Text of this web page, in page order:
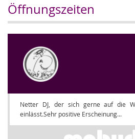
Öffnungszeiten
Netter DJ, der sich gerne auf die
einlässt.Sehr positive Erscheinung...